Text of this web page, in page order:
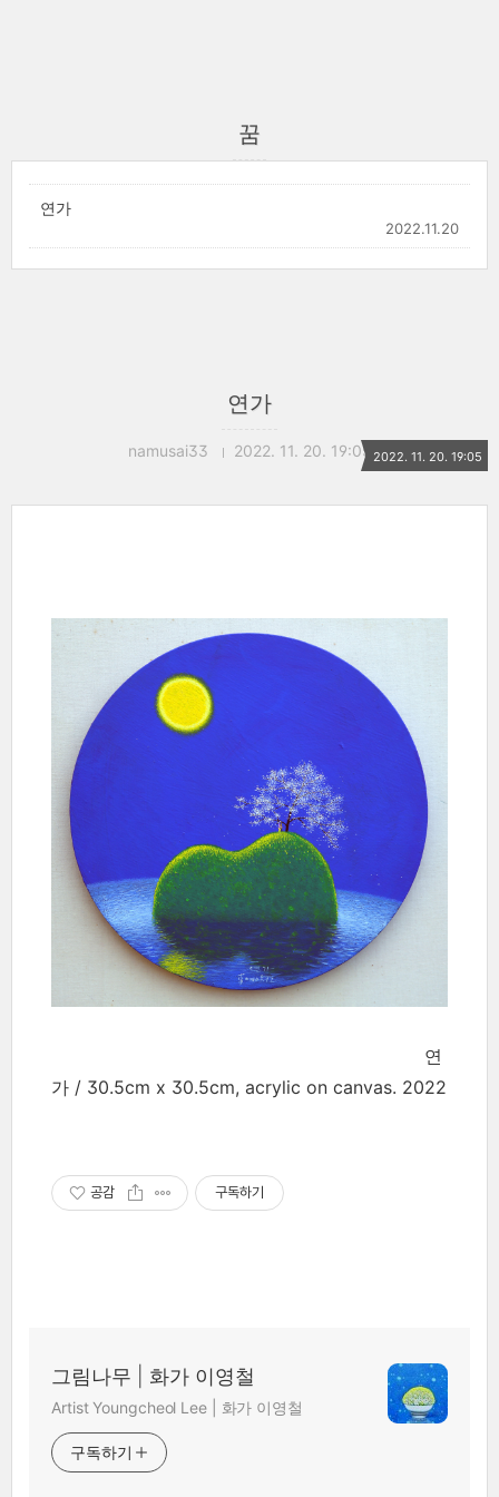
꿈
연가
2022.11.20
연가
namusai33 2022. 11. 20. 19:05 2022. 11. 20. 19:05
연
가 / 30.5cm x 30.5cm, acrylic on canvas. 2022
공감 구독하기
그림나무 | 화가 이영철
Artist Youngcheol Lee | 화가 이영철
구독하기